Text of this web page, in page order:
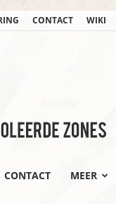
CONTACT WIKI
CONTACT MEER